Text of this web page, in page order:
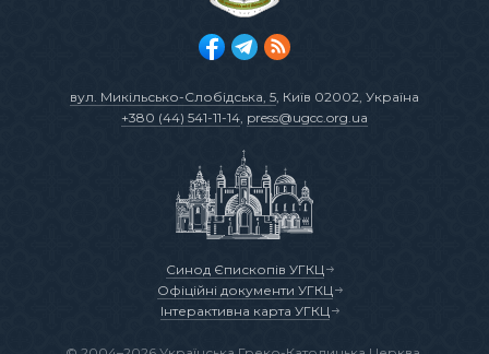
вул. Микільсько-Слобідська, 5, Київ 02002, Україна
+380 (44) 541-11-14, press@ugcc.org.ua
Синод Єпископів УГКЦ
Офіційні документи УГКЦ
Інтерактивна карта УГКЦ